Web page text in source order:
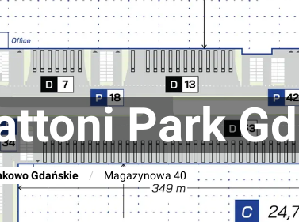
Park
Gdańskie / Magazynowa 40